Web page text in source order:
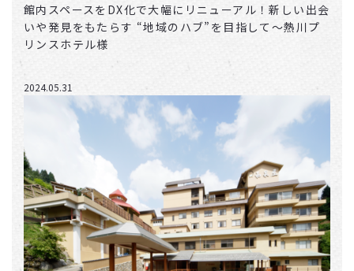
館内スペースをDX化で大幅にリニューアル！新しい出会
いや発見をもたらす “地域のハブ”を目指して〜熱川プ
リンスホテル様
2024.05.31